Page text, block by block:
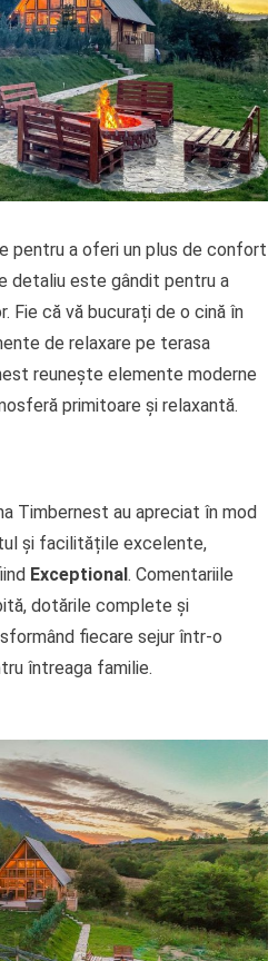
pentru a oferi un plus de confort
detaliu este gândit pentru a
Fie că vă bucurați de o cină în
de relaxare pe terasa
reunește elemente moderne
primitoare și relaxantă.
Timbernest au apreciat în mod
și facilitățile excelente,
Exceptional. Comentariile
dotările complete și
fiecare sejur într-o
întreaga familie.